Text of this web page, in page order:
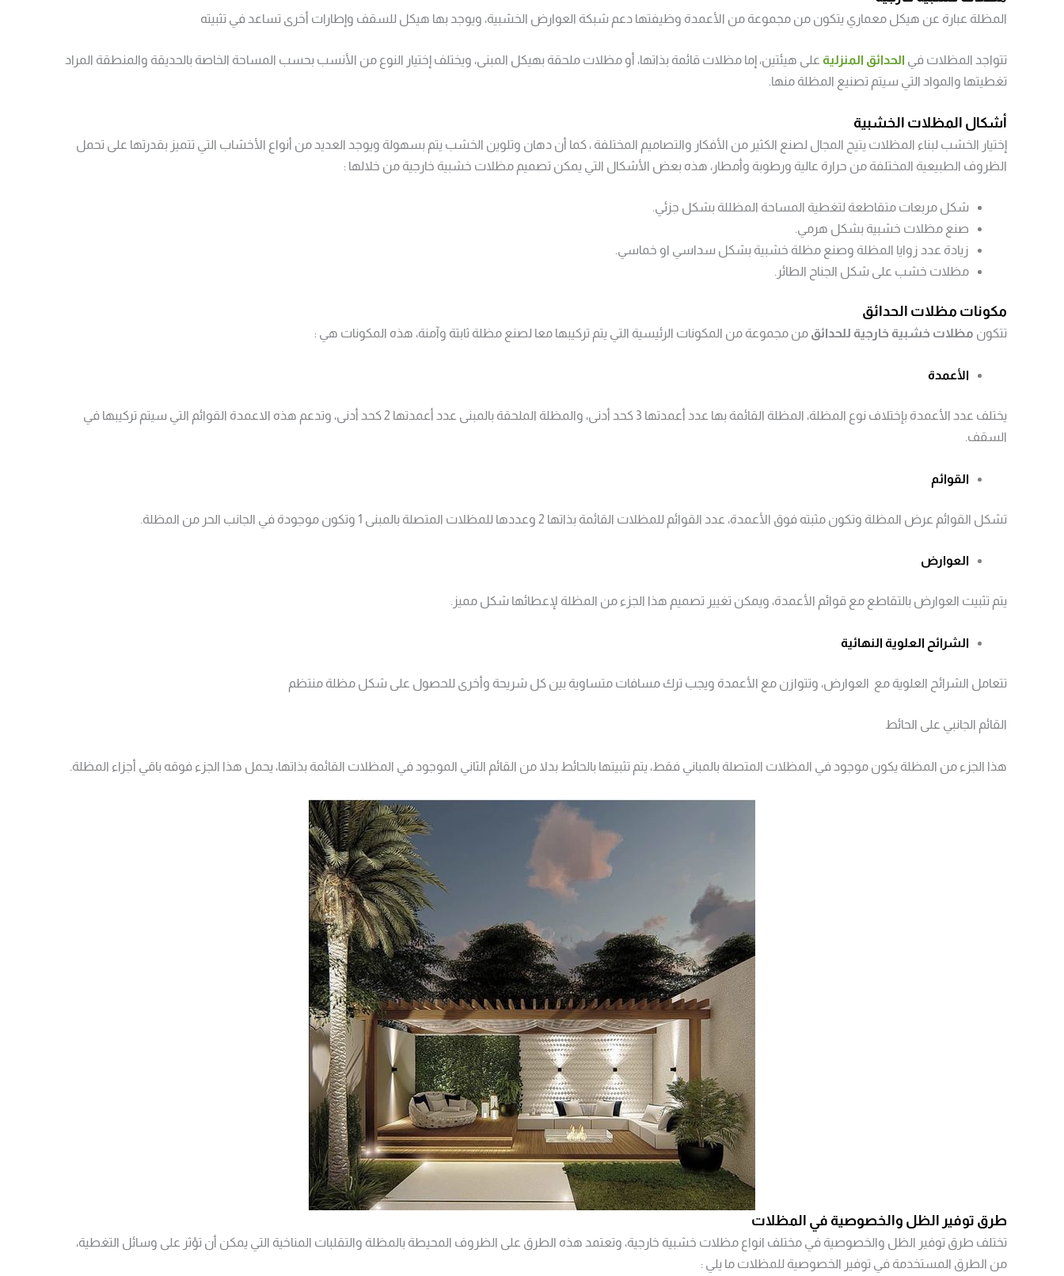
المظلة عبارة عن هيكل معماري يتكون من مجموعة من الأعمدة وظيفتها دعم شبكة العوارض الخشبية، ويوجد بها هيكل للسقف وإطارات أخرى تساعد في تثبيته
تتواجد المظلات في الحدائق المنزلية على هيئتين، إما مظلات قائمة بذاتها، أو مظلات ملحقة بهيكل المبنى، ويختلف إختيار النوع من الأنسب بحسب المساحة الخاصة بالحديقة والمنطقة المراد
تغطيتها والمواد التي سيتم تصنيع المظلة منها.
أشكال المظلات الخشبية
إختيار الخشب لبناء المظلات يتيح المجال لصنع الكثير من الأفكار والتصاميم المختلفة ، كما أن دهان وتلوين الخشب يتم بسهولة ويوجد العديد من أنواع الأخشاب التي تتميز بقدرتها على تحمل
الظروف الطبيعية المختلفة من حرارة عالية ورطوبة وأمطار، هذه بعض الأشكال التي يمكن تصميم مظلات خشبية خارجية من خلالها :
شكل مربعات متقاطعة لتغطية المساحة المظللة بشكل جزئي.
صنع مظلات خشبية بشكل هرمي.
زيادة عدد زوايا المظلة وصنع مظلة خشبية بشكل سداسي او خماسي.
مظلات خشب على شكل الجناح الطائر.
مكونات مظلات الحدائق
تتكون مظلات خشبية خارجية للحدائق من مجموعة من المكونات الرئيسية التي يتم تركيبها معا لصنع مظلة ثابتة وآمنة، هذه المكونات هي :
الأعمدة
يختلف عدد الأعمدة بإختلاف نوع المظلة، المظلة القائمة بها عدد أعمدتها 3 كحد أدنى، والمظلة الملحقة بالمبنى عدد أعمدتها 2 كحد أدنى، وتدعم هذه الاعمدة القوائم التي سيتم تركيبها في
السقف.
القوائم
تشكل القوائم عرض المظلة وتكون مثبته فوق الأعمدة، عدد القوائم للمظلات القائمة بذاتها 2 وعددها للمظلات المتصلة بالمبنى 1 وتكون موجودة في الجانب الحر من المظلة.
العوارض
يتم تثبيت العوارض بالتقاطع مع قوائم الأعمدة، ويمكن تغيير تصميم هذا الجزء من المظلة لإعطائها شكل مميز.
الشرائح العلوية النهائية
تتعامل الشرائح العلوية مع العوارض، وتتوازن مع الأعمدة ويجب ترك مسافات متساوية بين كل شريحة وأخرى للحصول على شكل مظلة منتظم
القائم الجانبي على الحائط
هذا الجزء من المظلة يكون موجود في المظلات المتصلة بالمباني فقط، يتم تثبيتها بالحائط بدلا من القائم الثاني الموجود في المظلات القائمة بذاتها، يحمل هذا الجزء فوقه باقي أجزاء المظلة.
طرق توفير الظل والخصوصية في المظلات
تختلف طرق توفير الظل والخصوصية في مختلف انواع مظلات خشبية خارجية، وتعتمد هذه الطرق على الظروف المحيطة بالمظلة والتقلبات المناخية التي يمكن أن تؤثر على وسائل التغطية،
من الطرق المستخدمة في توفير الخصوصية للمظلات ما يلي :